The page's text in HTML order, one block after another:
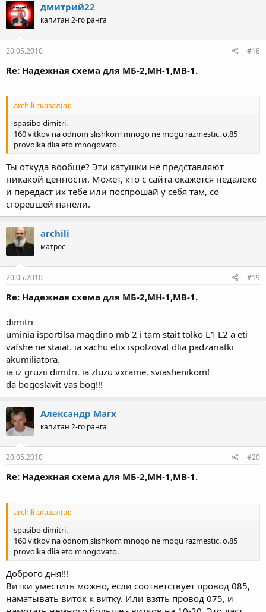
дмитрий22
капитан 2-го ранга
20.05.2010 #18
Re: Надежная схема для МБ-2,МН-1,МВ-1.
archili сказал(а):
spasibo dimitri.
160 vitkov na odnom slishkom mnogo ne mogu razmestic. o.85
provolka dlia eto mnogovato.
Ты откуда вообще? Эти катушки не представляют
никакой ценности. Может, кто с сайта окажется недалеко
и передаст их тебе или поспрошай у себя там, со
сгоревшей панели.
archili
матрос
20.05.2010 #19
Re: Надежная схема для МБ-2,МН-1,МВ-1.
dimitri
uminia isportilsa magdino mb 2 i tam stait tolko L1 L2 a eti
vafshe ne staiat. ia xachu etix ispolzovat dlia padzariatki
akumiliatora.
ia iz gruzii dimitri. ia zluzu vxrame. sviashenikom!
da bogoslavit vas bog!!!
Александр Marx
капитан 2-го ранга
20.05.2010 #20
Re: Надежная схема для МБ-2,МН-1,МВ-1.
archili сказал(а):
spasibo dimitri.
160 vitkov na odnom slishkom mnogo ne mogu razmestic. o.85
provolka dlia eto mnogovato.
Доброго дня!!!
Витки уместить можно, если соответствует провод 085,
наматывать виток к витку. Или взять провод 075, и